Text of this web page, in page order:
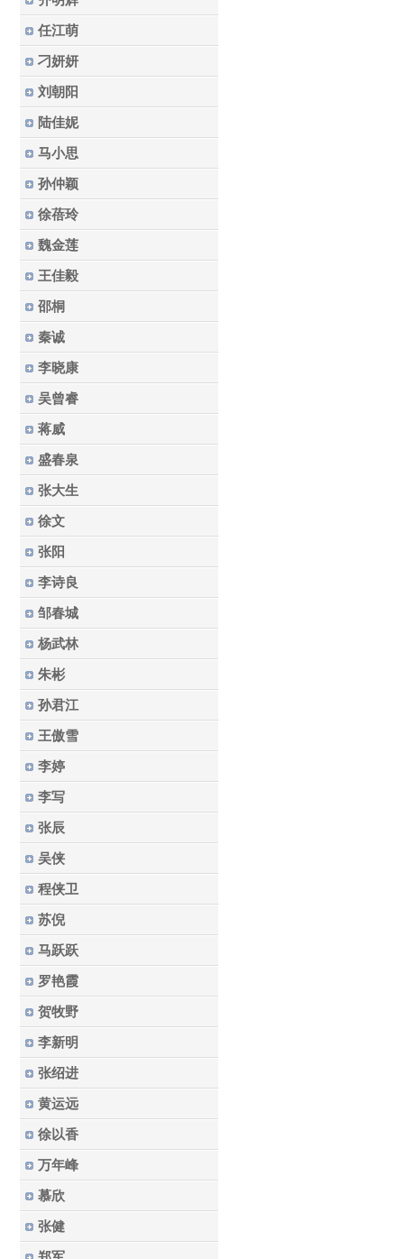
任江萌
刁妍妍
刘朝阳
陆佳妮
马小思
孙仲颖
徐蓓玲
魏金莲
王佳毅
邵桐
秦诚
李晓康
吴曾睿
蒋威
盛春泉
张大生
徐文
张阳
李诗良
邹春城
杨武林
朱彬
孙君江
王傲雪
李婷
李写
张辰
吴侠
程侠卫
苏倪
马跃跃
罗艳霞
贺牧野
李新明
张绍进
黄运远
徐以香
万年峰
慕欣
张健